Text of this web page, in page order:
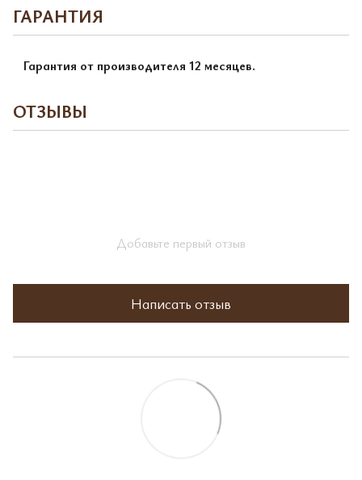
ГАРАНТИЯ
Гарантия от производителя 12 месяцев.
ОТЗЫВЫ
Добавьте первый отзыв
Написать отзыв